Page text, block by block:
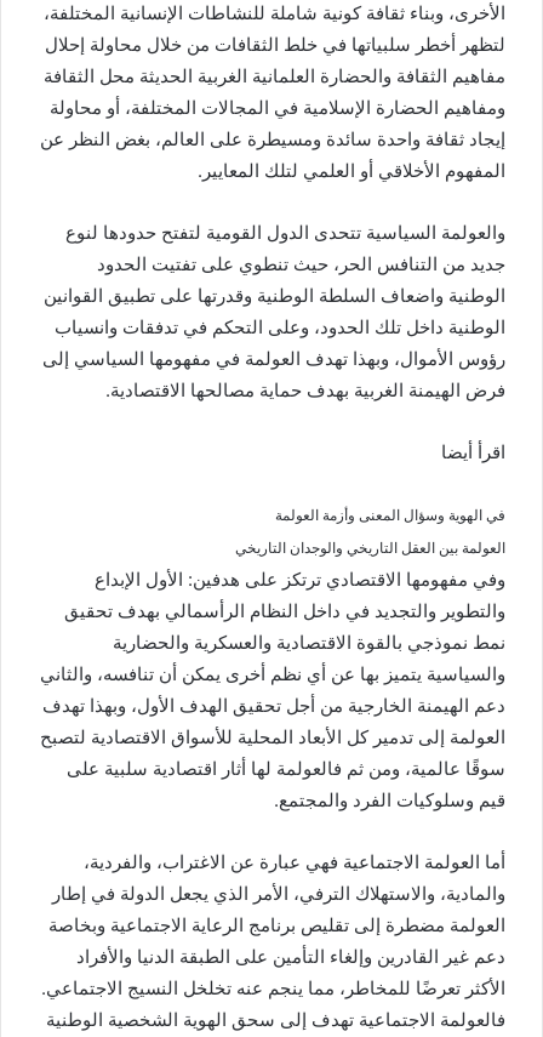
الأخرى، وبناء ثقافة كونية شاملة للنشاطات الإنسانية المختلفة،
لتظهر أخطر سلبياتها في خلط الثقافات من خلال محاولة إحلال
مفاهيم الثقافة والحضارة العلمانية الغربية الحديثة محل الثقافة
ومفاهيم الحضارة الإسلامية في المجالات المختلفة، أو محاولة
إيجاد ثقافة واحدة سائدة ومسيطرة على العالم، بغض النظر عن
المفهوم الأخلاقي أو العلمي لتلك المعايير.
والعولمة السياسية تتحدى الدول القومية لتفتح حدودها لنوع
جديد من التنافس الحر، حيث تنطوي على تفتيت الحدود
الوطنية واضعاف السلطة الوطنية وقدرتها على تطبيق القوانين
الوطنية داخل تلك الحدود، وعلى التحكم في تدفقات وانسياب
رؤوس الأموال، وبهذا تهدف العولمة في مفهومها السياسي إلى
فرض الهيمنة الغربية بهدف حماية مصالحها الاقتصادية.
اقرأ أيضا
في الهوية وسؤال المعنى وأزمة العولمة
العولمة بين العقل التاريخي والوجدان التاريخي
وفي مفهومها الاقتصادي ترتكز على هدفين: الأول الإبداع
والتطوير والتجديد في داخل النظام الرأسمالي بهدف تحقيق
نمط نموذجي بالقوة الاقتصادية والعسكرية والحضارية
والسياسية يتميز بها عن أي نظم أخرى يمكن أن تنافسه، والثاني
دعم الهيمنة الخارجية من أجل تحقيق الهدف الأول، وبهذا تهدف
العولمة إلى تدمير كل الأبعاد المحلية للأسواق الاقتصادية لتصبح
سوقًا عالمية، ومن ثم فالعولمة لها أثار اقتصادية سلبية على
قيم وسلوكيات الفرد والمجتمع.
أما العولمة الاجتماعية فهي عبارة عن الاغتراب، والفردية،
والمادية، والاستهلاك الترفي، الأمر الذي يجعل الدولة في إطار
العولمة مضطرة إلى تقليص برنامج الرعاية الاجتماعية وبخاصة
دعم غير القادرين وإلغاء التأمين على الطبقة الدنيا والأفراد
الأكثر تعرضًا للمخاطر، مما ينجم عنه تخلخل النسيج الاجتماعي.
فالعولمة الاجتماعية تهدف إلى سحق الهوية الشخصية الوطنية